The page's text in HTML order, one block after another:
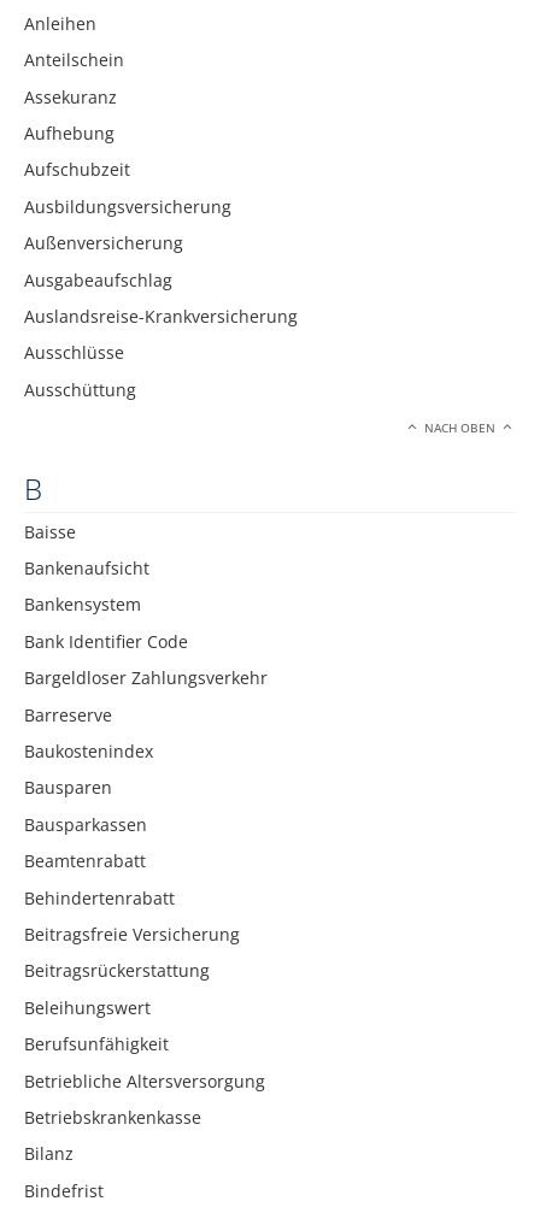
Anleihen
Anteilschein
Assekuranz
Aufhebung
Aufschubzeit
Ausbildungsversicherung
Außenversicherung
Ausgabeaufschlag
Auslandsreise-Krankversicherung
Ausschlüsse
Ausschüttung
NACH OBEN
B
Baisse
Bankenaufsicht
Bankensystem
Bank Identifier Code
Bargeldloser Zahlungsverkehr
Barreserve
Baukostenindex
Bausparen
Bausparkassen
Beamtenrabatt
Behindertenrabatt
Beitragsfreie Versicherung
Beitragsrückerstattung
Beleihungswert
Berufsunfähigkeit
Betriebliche Altersversorgung
Betriebskrankenkasse
Bilanz
Bindefrist